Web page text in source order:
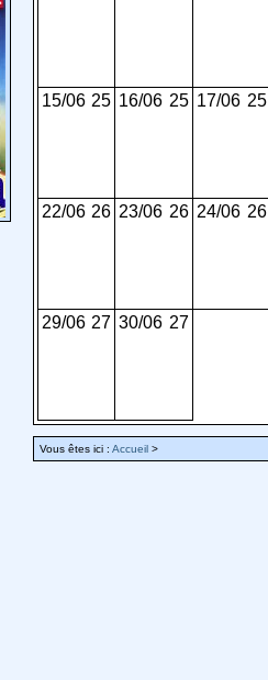
15/06 25 16/06 25 17/06 25
22/06 26 23/06 26 24/06 26
29/06 27 30/06 27
Vous êtes ici : Accueil >